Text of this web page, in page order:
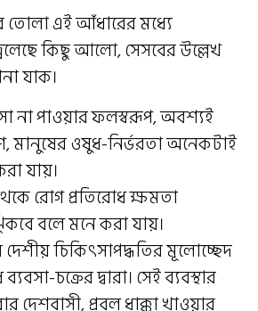
তোলা এই আঁধারের মধ্যে
কিছু আলো, সেসবের উল্লেখ
যাক।
না পাওয়ার ফলস্বরূপ, অবশ্যই
মানুষের ওষুধ-নির্ভরতা অনেকটাই
যায়।
রোগ প্রতিরোধ ক্ষমতা
বলে মনে করা যায়।
চিকিৎসাপদ্ধতির মূলোচ্ছেদ
চক্রের দ্বারা। সেই ব্যবস্থার
দেশবাসী, প্রবল ধাক্কা খাওয়ার